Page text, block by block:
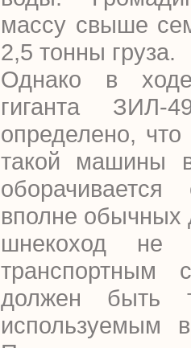
массу свыше
2,5 тонны груза.
Однако в
гиганта
определено,
такой машины
вполне обычных
шнекоход не
транспортным
должен быть
используемым